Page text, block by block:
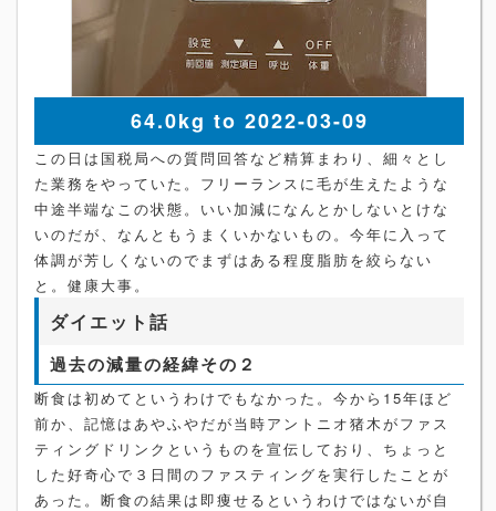
64.0kg to 2022-03-09
この日は国税局への質問回答など精算まわり、細々とし
た業務をやっていた。フリーランスに毛が生えたような
中途半端なこの状態。いい加減になんとかしないとけな
いのだが、なんともうまくいかないもの。今年に入って
体調が芳しくないのでまずはある程度脂肪を絞らない
と。健康大事。
ダイエット話
過去の減量の経緯その２
断食は初めてというわけでもなかった。今から15年ほど
前か、記憶はあやふやだが当時アントニオ猪木がファス
ティングドリンクというものを宣伝しており、ちょっと
した好奇心で３日間のファスティングを実行したことが
あった。断食の結果は即痩せるというわけではないが自